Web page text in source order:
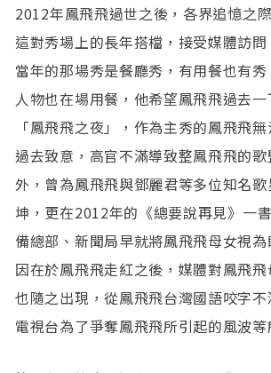
2012年鳳飛飛過世之後，各界追憶之
這對秀場上的長年搭檔，接受媒體訪問
當年的那場秀是餐廳秀，有用餐也有
人物也在場用餐，他希望鳳飛飛過去
「鳳飛飛之夜」，作為主秀的鳳飛飛
過去致意，高官不滿導致整鳳飛飛的
外，曾為鳳飛飛與鄧麗君等多位知名
坤，更在2012年的《總要說再見》一
備總部、新聞局早就將鳳飛飛母女視
因在於鳳飛飛走紅之後，媒體對鳳飛
也隨之出現，從鳳飛飛台灣國語咬字
電視台為了爭奪鳳飛飛所引起的風波等